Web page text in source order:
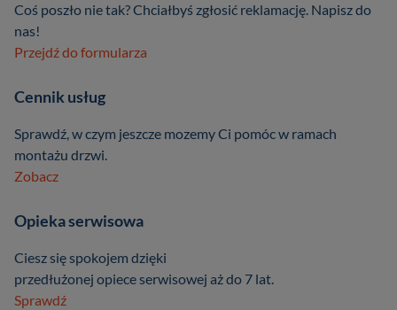
Coś poszło nie tak? Chciałbyś zgłosić reklamację. Napisz do
nas!
Przejdź do formularza
Cennik usług
Sprawdź, w czym jeszcze mozemy Ci pomóc w ramach
montażu drzwi.
Zobacz
Opieka serwisowa
Ciesz się spokojem dzięki
przedłużonej opiece serwisowej aż do 7 lat.
Sprawdź